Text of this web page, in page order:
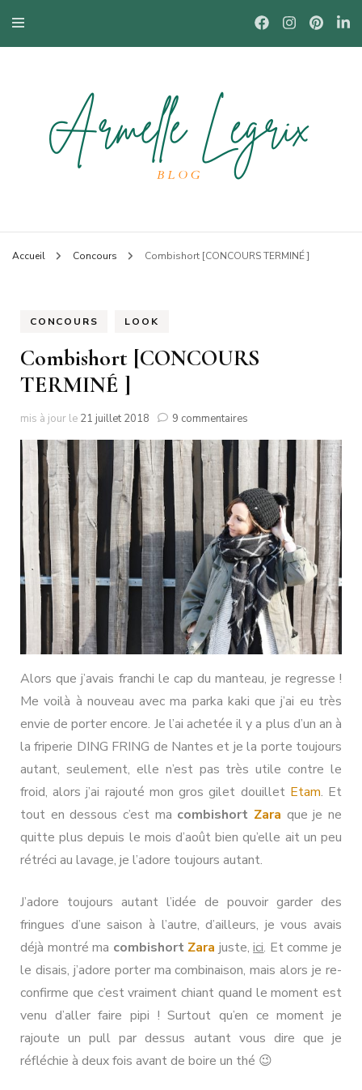
Armelle
Accueil Concours Combishort [CONCOURS TERMINÉ ]
CONCOURS LOOK
Combishort [CONCOURS
TERMINÉ ]
mis à jour le 21 juillet 2018 9 commentaires
[CONCOURS
TERMINÉ
]
Alors que j’avais franchi le cap du manteau, je regresse !
Me voilà à nouveau avec ma parka kaki que j’ai eu très
envie de porter encore. Je l’ai achetée il y a plus d’un an à
la friperie DING FRING de Nantes et je la porte toujours
autant, seulement, elle n’est pas très utile contre le
froid, alors j’ai rajouté mon gros gilet douillet Etam. Et
tout en dessous c’est ma combishort Zara que je ne
quitte plus depuis le mois d’août bien qu’elle ait un peu
rétréci au lavage, je l’adore toujours autant.
J’adore toujours autant l’idée de pouvoir garder des
fringues d’une saison à l’autre, d’ailleurs, je vous avais
déjà montré ma combishort Zara juste,ici. Et comme je
le disais, j’adore porter ma combinaison, mais alors je re-
confirme que c’est vraiment chiant quand le moment est
venu d’aller faire pipi ! Surtout qu’en ce moment je
rajoute un pull par dessus autant vous dire que je
réfléchie à deux fois avant de boire un thé 😉